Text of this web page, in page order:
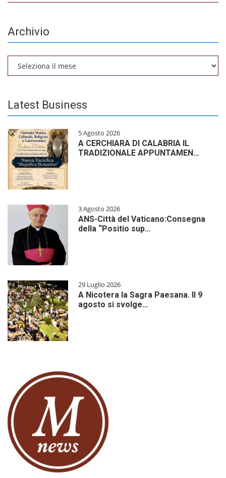
Archivio
Latest Business
5 Agosto 2026
A CERCHIARA DI CALABRIA IL
TRADIZIONALE APPUNTAMEN…
3 Agosto 2026
ANS-Città del Vaticano:Consegna
della “Positio sup…
29 Luglio 2026
A Nicotera la Sagra Paesana. Il 9
agosto si svolge…